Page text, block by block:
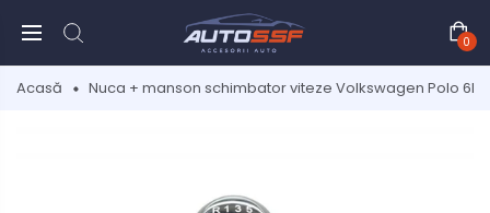
0
Acasă Nuca + manson schimbator viteze Volkswagen Polo 6R,